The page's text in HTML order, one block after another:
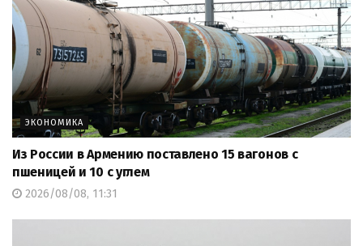
ЭКОНОМИКА
Из России в Армению поставлено 15 вагонов с
пшеницей и 10 с углем
2026/08/08, 11:31